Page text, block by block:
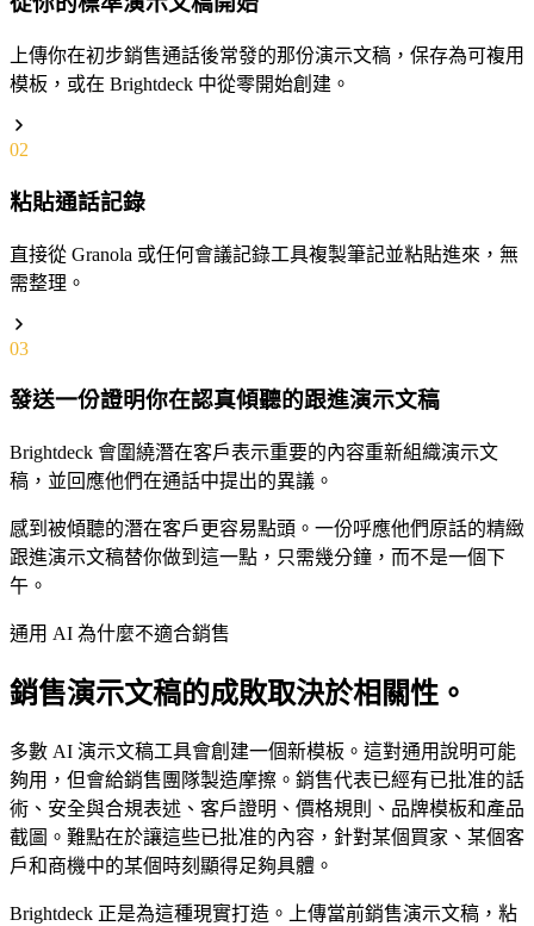
上傳你在初步銷售通話後常發的那份演示文稿，保存為可複用
模板，或在 Brightdeck 中從零開始創建。
02
粘貼通話記錄
直接從 Granola 或任何會議記錄工具複製筆記並粘貼進來，無
需整理。
03
發送一份證明你在認真傾聽的跟進演示文稿
Brightdeck 會圍繞潛在客戶表示重要的內容重新組織演示文
稿，並回應他們在通話中提出的異議。
感到被傾聽的潛在客戶更容易點頭。一份呼應他們原話的精緻
跟進演示文稿替你做到這一點，只需幾分鐘，而不是一個下
午。
通用 AI 為什麼不適合銷售
銷售演示文稿的成敗取決於相關性。
多數 AI 演示文稿工具會創建一個新模板。這對通用說明可能
夠用，但會給銷售團隊製造摩擦。銷售代表已經有已批准的話
術、安全與合規表述、客戶證明、價格規則、品牌模板和產品
截圖。難點在於讓這些已批准的內容，針對某個買家、某個客
戶和商機中的某個時刻顯得足夠具體。
Brightdeck 正是為這種現實打造。上傳當前銷售演示文稿，粘